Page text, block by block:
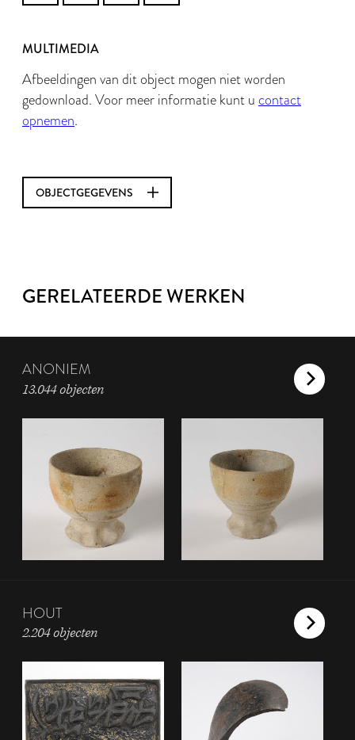
MULTIMEDIA
Afbeeldingen van dit object mogen niet worden
gedownload. Voor meer informatie kunt u contact
opnemen.
OBJECTGEGEVENS
GERELATEERDE WERKEN
ANONIEM
13.044 objecten
HOUT
2.204 objecten